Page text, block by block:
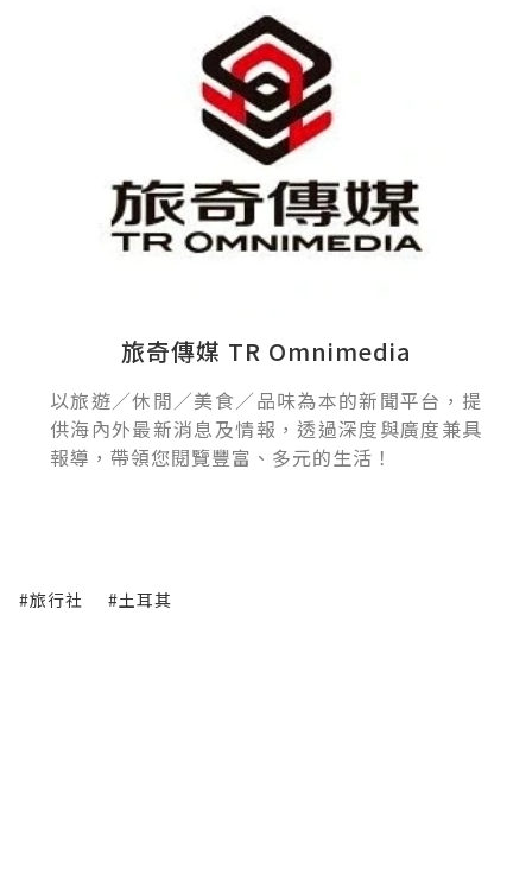
旅奇傳媒 TR Omnimedia
以旅遊／休閒／美食／品味為本的新聞平台，提
供海內外最新消息及情報，透過深度與廣度兼具
報導，帶領您閱覽豐富、多元的生活！
#旅行社 #土耳其